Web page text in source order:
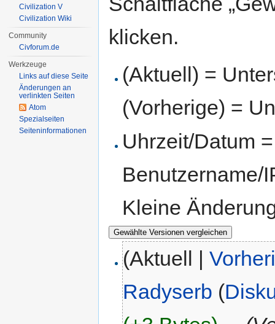
klicken.
(Aktuell) =
(Vorherige) =
Uhrzeit/Datum
Benutzername/
Kleine
(Aktuell |
Radyserb (
Civilization V
Civilization Wiki
Community
Civforum.de
Werkzeuge
Links auf diese Seite
Änderungen an
verlinkten Seiten
Atom
Spezialseiten
Seiten­informationen